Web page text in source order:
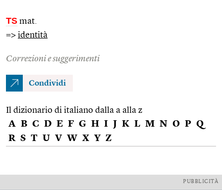
TS mat.
=> identità
Correzioni e suggerimenti
Condividi
Il dizionario di italiano dalla a alla z
A B C D E F G H I J K L M N O P Q
R S T U V W X Y Z
PUBBLICITÀ